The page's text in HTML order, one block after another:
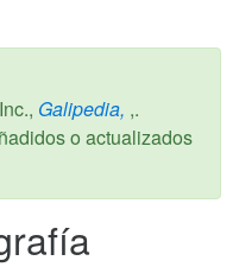
Galipedia, ,.
o actualizados